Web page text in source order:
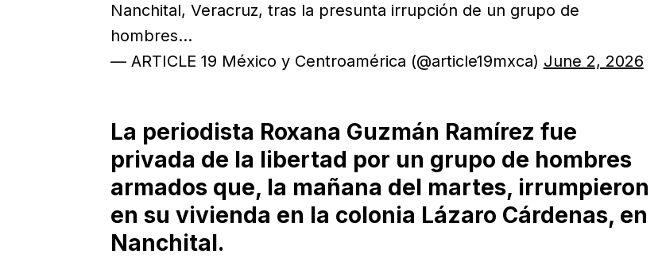
Nanchital, Veracruz, tras la presunta irrupción de un grupo de
hombres…
— ARTICLE 19 México y Centroamérica (@article19mxca) June 2, 2026
La periodista Roxana Guzmán Ramírez fue
privada de la libertad por un grupo de hombres
armados que, la mañana del martes, irrumpieron
en su vivienda en la colonia Lázaro Cárdenas, en
Nanchital.